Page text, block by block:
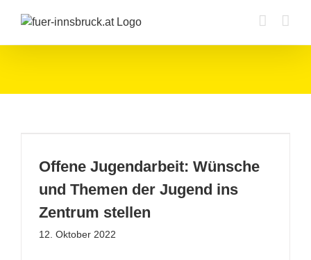
Inhalt
Offene Jugendarbeit: Wünsche
und Themen der Jugend ins
Zentrum stellen
12. Oktober 2022